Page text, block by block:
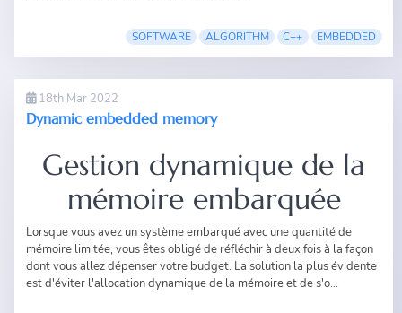
SOFTWARE ALGORITHM C++ EMBEDDED
18th Mar 2022
Dynamic embedded memory
Gestion dynamique de la
mémoire embarquée
Lorsque vous avez un système embarqué avec une quantité de
mémoire limitée, vous êtes obligé de réfléchir à deux fois à la façon
dont vous allez dépenser votre budget. La solution la plus évidente
est d'éviter l'allocation dynamique de la mémoire et de s'o...